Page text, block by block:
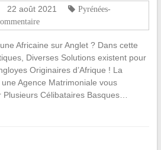
22 août 2021
Pyrénées-
Africaine sur Anglet ? Dans cette
Diverses Solutions existent pour
Originaires d’Afrique ! La
Agence Matrimoniale vous
Célibataires Basques…